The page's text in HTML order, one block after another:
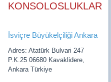
KONSOLOSLUKLAR
İsviçre Büyükelçiliği Ankara
Adres: Atatürk Bulvari 247
P.K.25 06680 Kavaklidere,
Ankara Türkiye